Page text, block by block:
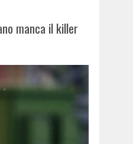
manca il killer